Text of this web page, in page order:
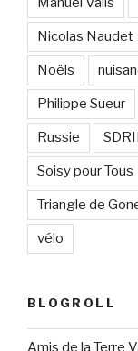
Nicolas Naudet
Noëls
Philippe Sueur
Russie
Soisy pour Tous
Triangle de
vélo
BLOGROLL
Amis de la Terre